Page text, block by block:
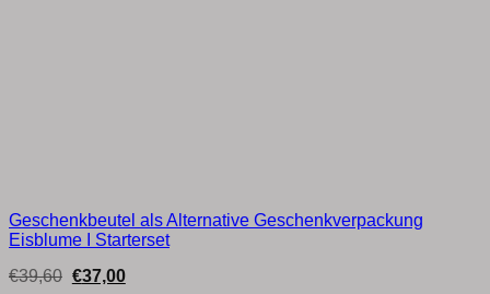
Geschenkbeutel als Alternative Geschenkverpackung
Eisblume I Starterset
€39,60 Ursprünglicher
€37,00Aktueller